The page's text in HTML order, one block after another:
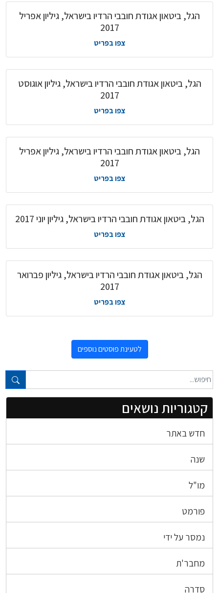
טקסט חופשי...
קטגוריות נושאים
חדש באתר
שנה
מו"ל
פורמט
נמסר על ידי
מחבר'ת
סדרה
הגל, ביטאון אגודת חובבי הרדיו בישראל, גיליון אפריל
2017
צפו בפריט
הגל, ביטאון אגודת חובבי הרדיו בישראל, גיליון אוגוסט
2017
צפו בפריט
הגל, ביטאון אגודת חובבי הרדיו בישראל, גיליון אפריל
2017
צפו בפריט
הגל, ביטאון אגודת חובבי הרדיו בישראל, גיליון יוני 2017
צפו בפריט
הגל, ביטאון אגודת חובבי הרדיו בישראל, גיליון פברואר
2017
צפו בפריט
לטעינת פוסטים נוספים